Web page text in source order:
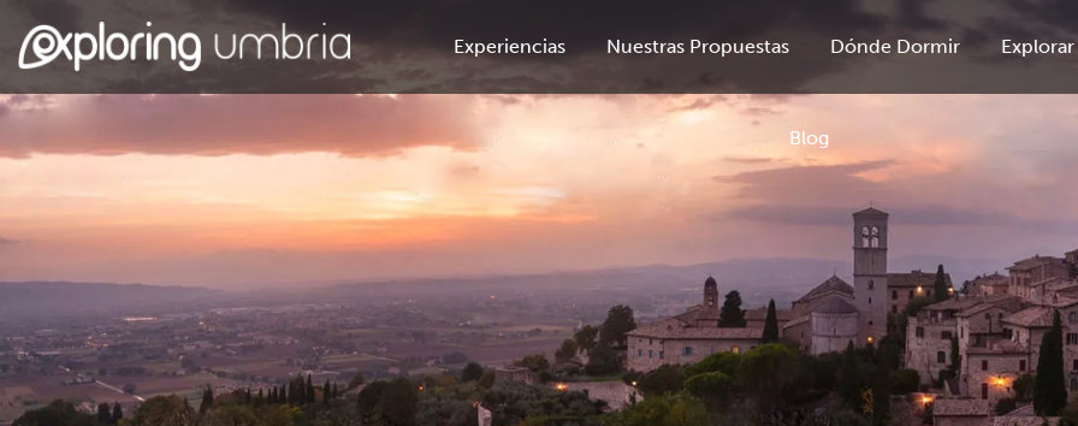
Experiencias Nuestras Propuestas Dónde Dormir
Blog